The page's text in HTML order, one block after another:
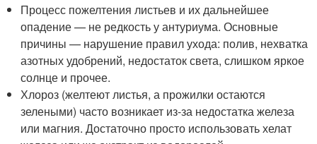
Процесс пожелтения листьев и их дальнейшее
опадение — не редкость у антуриума. Основные
причины — нарушение правил ухода: полив, нехватка
азотных удобрений, недостаток света, слишком яркое
солнце и прочее.
Хлороз (желтеют листья, а прожилки остаются
зелеными) часто возникает из-за недостатка железа
или магния. Достаточно просто использовать хелат